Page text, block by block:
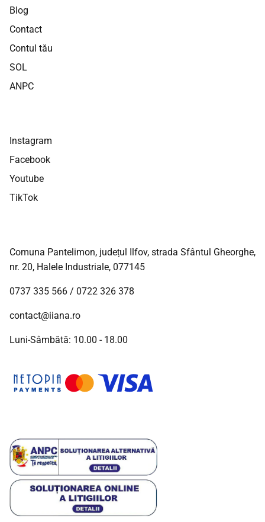
Blog
Contact
Contul tău
SOL
ANPC
Instagram
Facebook
Youtube
TikTok
Comuna Pantelimon, județul Ilfov, strada Sfântul Gheorghe,
nr. 20, Halele Industriale, 077145
0737 335 566 / 0722 326 378
contact@iiana.ro
Luni-Sâmbătă: 10.00 - 18.00